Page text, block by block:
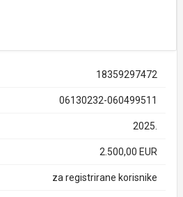
18359297472
06130232-060499511
2025.
2.500,00 EUR
za registrirane korisnike